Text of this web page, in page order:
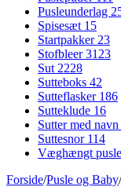
Pusleunderlag
Spisesæt 15
Startpakker 23
Stofbleer3123
Sut 2228
Sutteboks 42
Sutteflasker 186
Sutteklude 16
Sutter med navn
Suttesnor 114
Væghængt
Forside/Pusle og Baby/